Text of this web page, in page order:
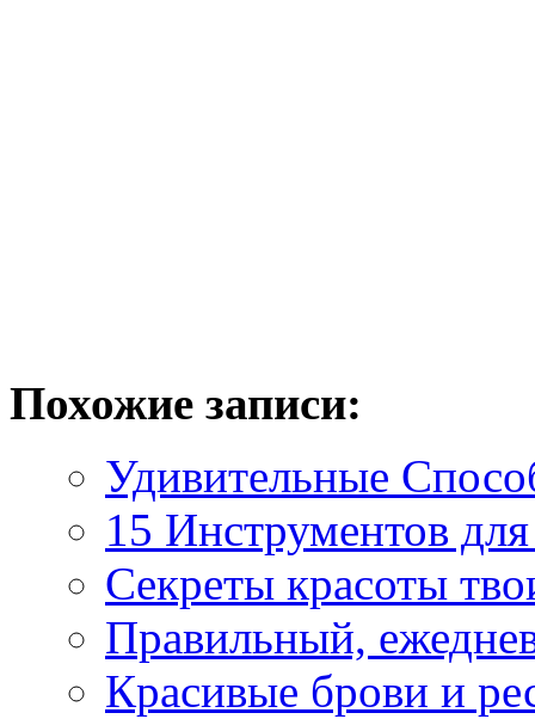
Похожие записи:
Удивительные
15 Инструментов
Секреты красоты
Правильный,
Красивые брови и